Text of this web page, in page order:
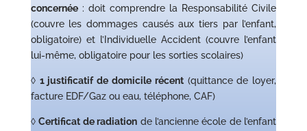
concernée: doit comprendre la Responsabilité Civile
(couvre les dommages causés aux tiers par l’enfant,
obligatoire) et l’Individuelle Accident (couvre l’enfant
lui-même, obligatoire pour les sorties scolaires)
◊ 1 justificatif de domicile récent(quittance de loyer,
facture EDF/Gaz ou eau, téléphone, CAF)
◊Certificat de radiation de l’ancienne école de l’enfant